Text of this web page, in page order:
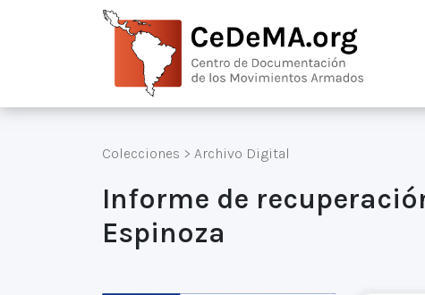
Colecciones > Archivo Digital
Informe de
Espinoza